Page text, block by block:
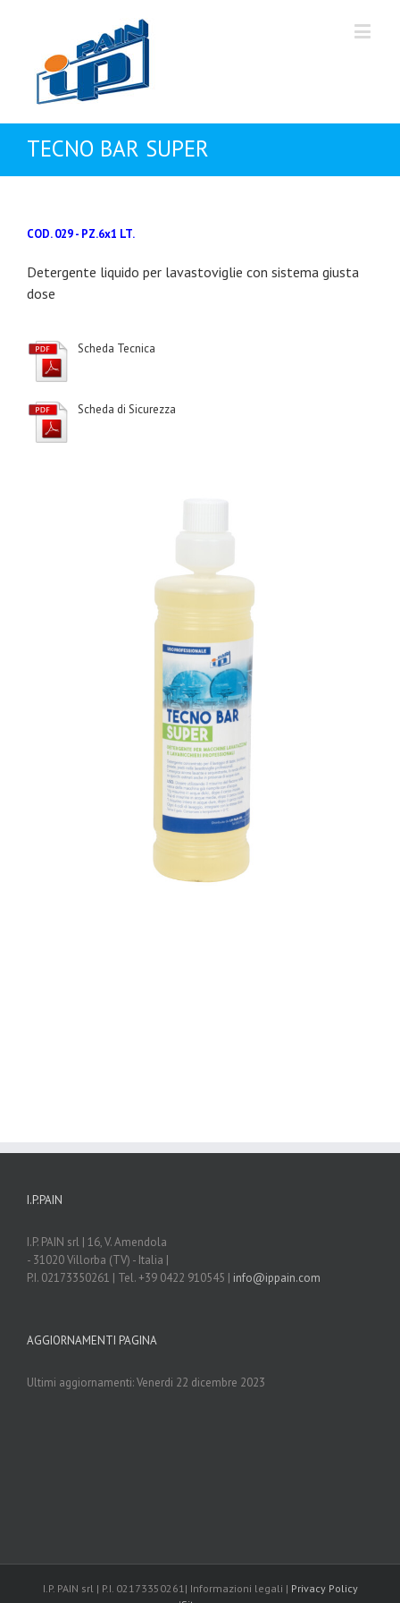
TECNO BAR SUPER
COD. 029 - PZ.6x1 LT.
Detergente liquido per lavastoviglie con sistema giusta
dose
Scheda Tecnica
Scheda di Sicurezza
I.P.PAIN
I.P. PAIN srl | 16, V. Amendola
- 31020 Villorba (TV) - Italia |
P.I. 02173350261 | Tel. +39 0422 910545 | info@ippain.com
AGGIORNAMENTI PAGINA
Ultimi aggiornamenti: Venerdi 22 dicembre 2023
I.P. PAIN srl | P.I. 02173350261| Informazioni legali | Privacy Policy